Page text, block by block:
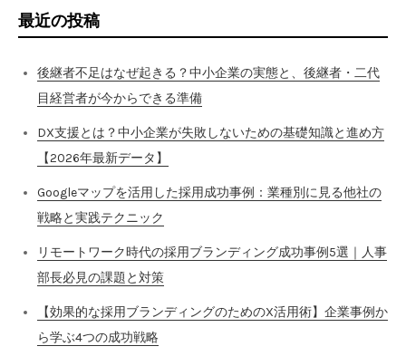
最近の投稿
後継者不足はなぜ起きる？中小企業の実態と、後継者・二代
目経営者が今からできる準備
DX支援とは？中小企業が失敗しないための基礎知識と進め方
【2026年最新データ】
Googleマップを活用した採用成功事例：業種別に見る他社の
戦略と実践テクニック
リモートワーク時代の採用ブランディング成功事例5選｜人事
部長必見の課題と対策
【効果的な採用ブランディングのためのX活用術】企業事例か
ら学ぶ4つの成功戦略